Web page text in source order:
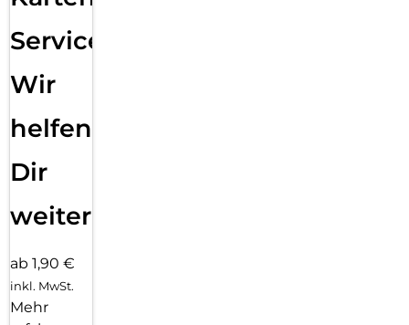
Service:
Wir
helfen
Dir
weiter
ab 1,90 €
inkl. MwSt.
Mehr